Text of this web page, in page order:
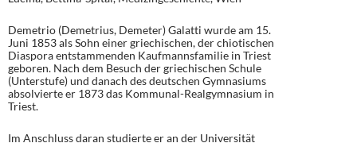
Demetrio (Demetrius, Demeter) Galatti wurde am 15.
Juni 1853 als Sohn einer griechischen, der chiotischen
Diaspora entstammenden Kaufmannsfamilie in Triest
geboren. Nach dem Besuch der griechischen Schule
(Unterstufe) und danach des deutschen Gymnasiums
absolvierte er 1873 das Kommunal-Realgymnasium in
Triest.
Im Anschluss daran studierte er an der Universität